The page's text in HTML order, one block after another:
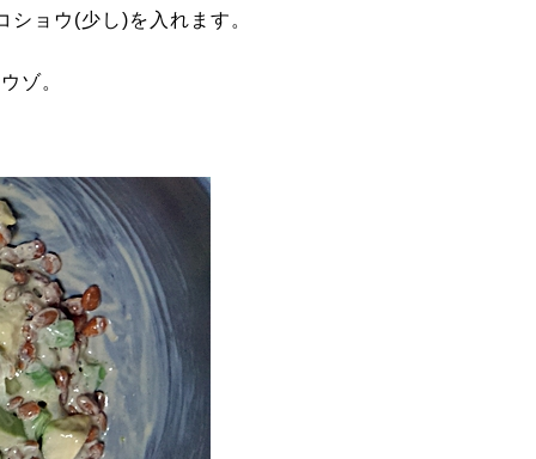
ョウ(少し)を入れます。
ゾ。